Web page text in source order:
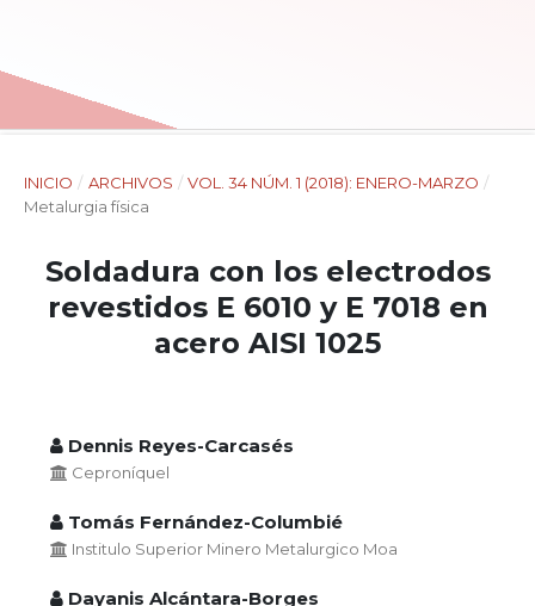
INICIO / ARCHIVOS / VOL. 34 NÚM. 1 (2018): ENERO-MARZO /
Metalurgia física
Soldadura con los electrodos
revestidos E 6010 y E 7018 en
acero AISI 1025
Dennis Reyes-Carcasés
Ceproníquel
Tomás Fernández-Columbié
Institulo Superior Minero Metalurgico Moa
Dayanis Alcántara-Borges